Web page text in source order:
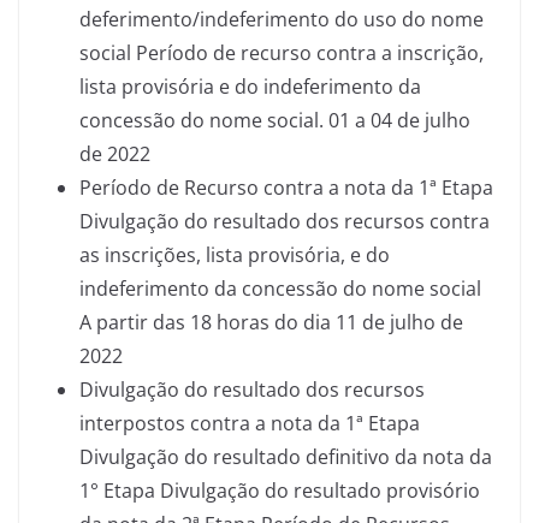
deferimento/indeferimento do uso do nome
social Período de recurso contra a inscrição,
lista provisória e do indeferimento da
concessão do nome social. 01 a 04 de julho
de 2022
Período de Recurso contra a nota da 1ª Etapa
Divulgação do resultado dos recursos contra
as inscrições, lista provisória, e do
indeferimento da concessão do nome social
A partir das 18 horas do dia 11 de julho de
2022
Divulgação do resultado dos recursos
interpostos contra a nota da 1ª Etapa
Divulgação do resultado definitivo da nota da
1° Etapa Divulgação do resultado provisório